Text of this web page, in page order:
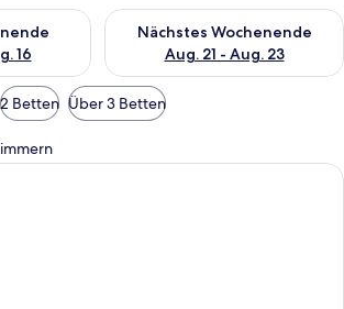
16
für dieses Wochenende, Aug. 14
Nächstes Wochenende
Aug. 21 - Aug. 23
Überprüfe die Verfügbarkeit
2 Betten Über 3 Betten